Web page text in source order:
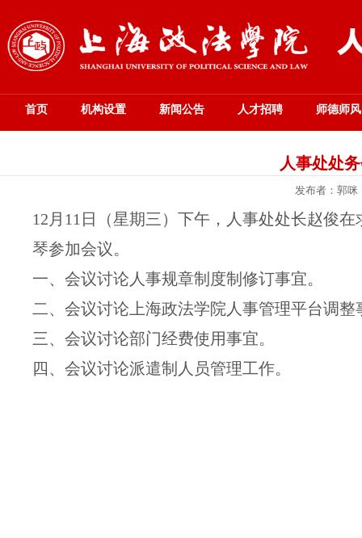
首页 机构设置 新闻公告 人才招聘 师德师风
人事处处
发布者：郭
12 月 11 日（星期三 ）下午，人事处处长赵俊在
琴参加会议。
一、会议讨论人事规章制度制修订事宜。
二、会议讨论上海政法学院人事管理平台调整
三、会议讨论部门经费使用事宜。
四、会议讨论派遣制人员管理工作。